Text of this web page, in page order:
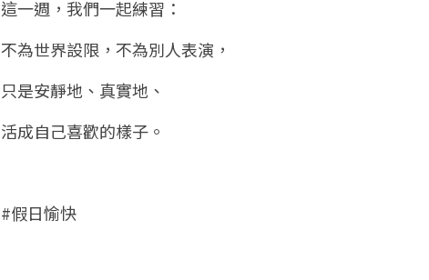
這一週，我們一起練習：
不為世界設限，不為別人表演，
只是安靜地、真實地、
活成自己喜歡的樣子。
#假日愉快